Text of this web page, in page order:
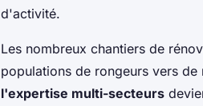
d'activité.
Les nombreux chantiers de
populations de rongeurs vers
l'expertise multi-secteurs